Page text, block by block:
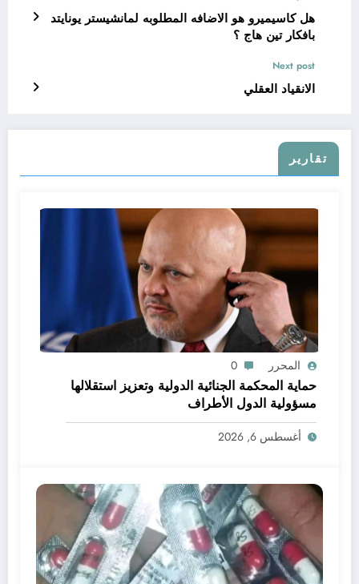
هل كاسيميرو هو الاضافه المطلوبه لمانشيستر يونايتد
بافكار تين هاج ؟
Next post
الانقياد العقلي
تقارير
المحرر 0
حماية المحكمة الجنائية الدولية وتعزيز استقلالها
مسؤولية الدول الأطراف
أغسطس 6, 2026